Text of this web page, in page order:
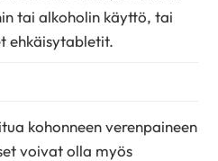
tai alkoholin käyttö, tai
ehkäisytabletit.
kohonneen verenpaineen
voivat olla myös